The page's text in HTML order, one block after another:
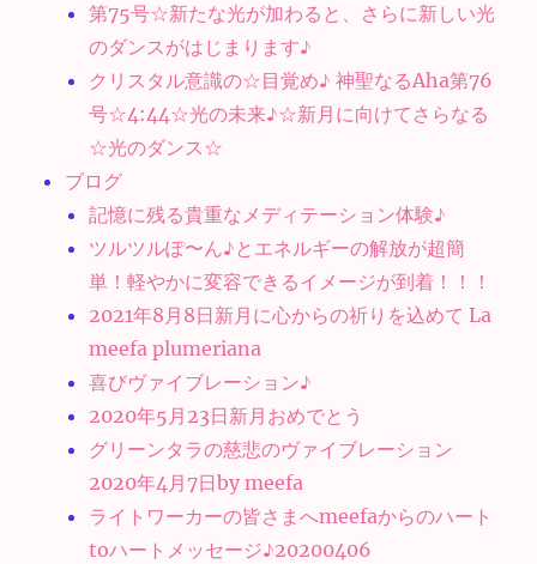
第75号☆新たな光が加わると、さらに新しい光
のダンスがはじまります♪
クリスタル意識の☆目覚め♪ 神聖なるAha第76
号☆4:44☆光の未来♪☆新月に向けてさらなる
☆光のダンス☆
ブログ
記憶に残る貴重なメディテーション体験♪
ツルツルぽ〜ん♪とエネルギーの解放が超簡
単！軽やかに変容できるイメージが到着！！！
2021年8月8日新月に心からの祈りを込めて La
meefa plumeriana
喜びヴァイブレーション♪
2020年5月23日新月おめでとう
グリーンタラの慈悲のヴァイブレーション
2020年4月7日by meefa
ライトワーカーの皆さまへmeefaからのハート
toハートメッセージ♪20200406